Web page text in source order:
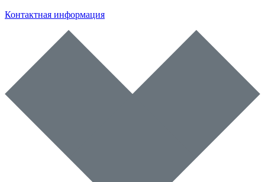
Контактная информация